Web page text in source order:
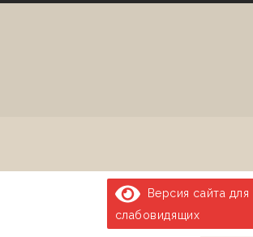
Версия сайта для
слабовидящих